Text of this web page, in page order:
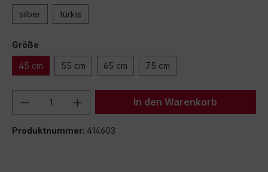
silber türkis
Größe
45 cm 55 cm 65 cm 75 cm
Produkt Anzahl: Gib denIn den Warenkorb
Produktnummer: 414603